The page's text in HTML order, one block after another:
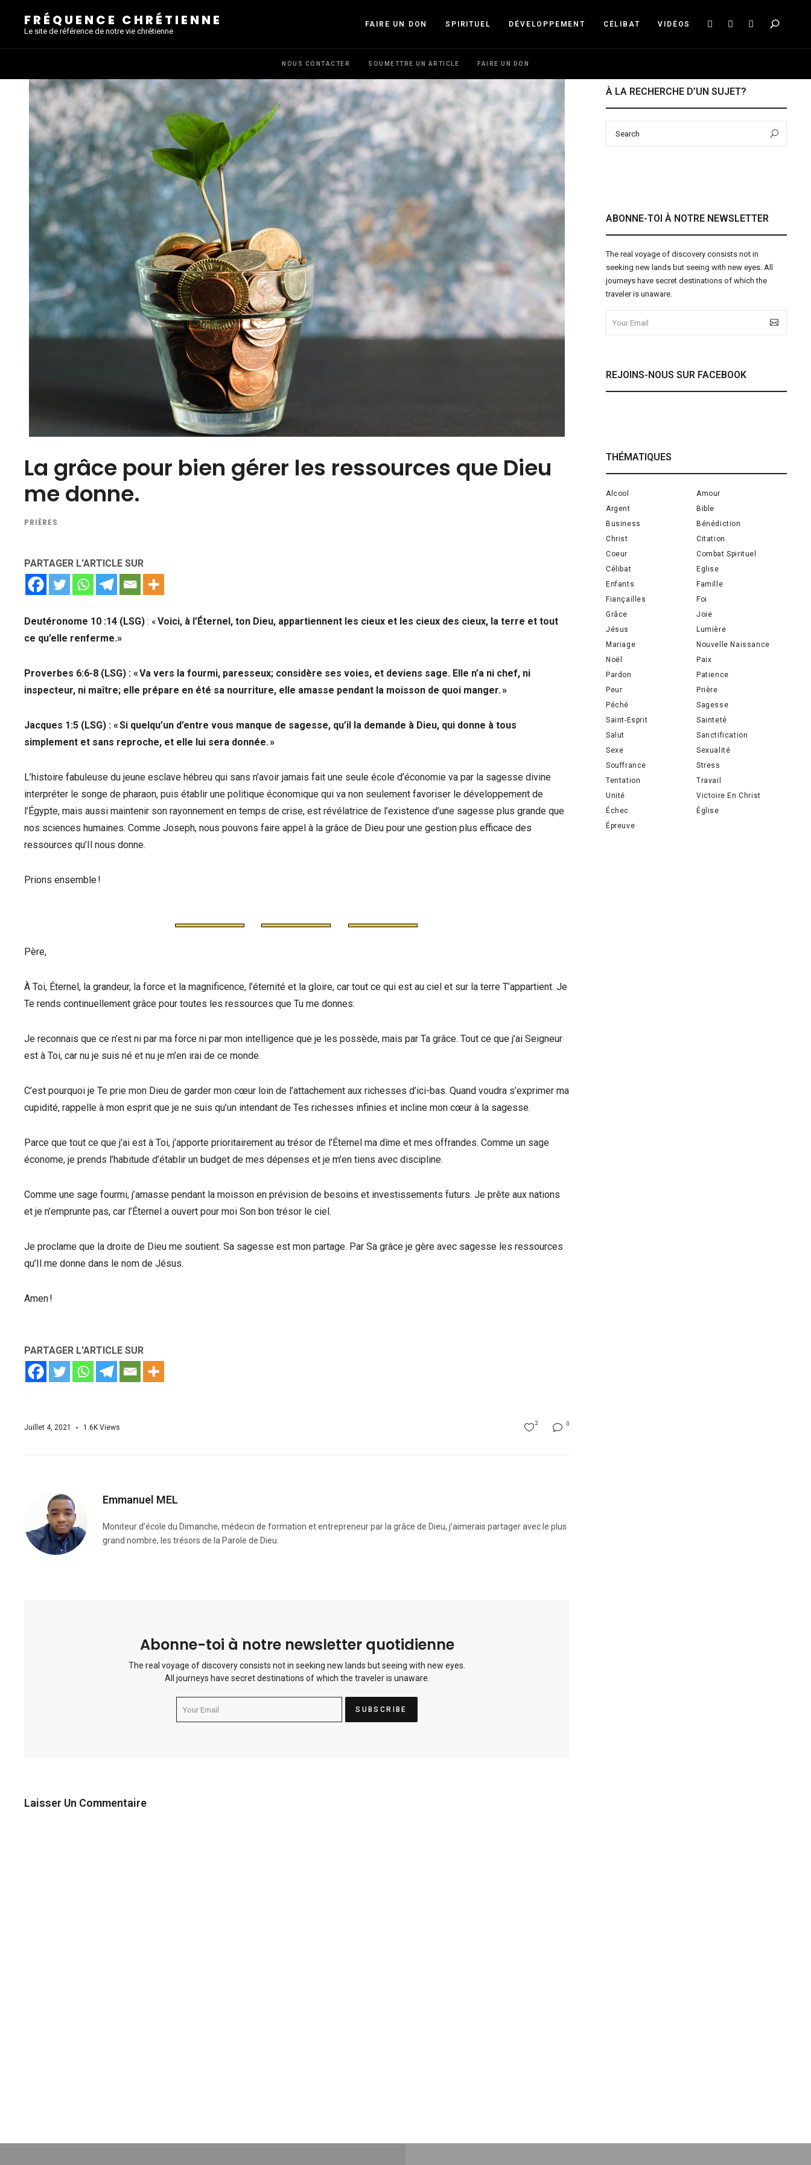
FRÉQUENCE CHRÉTIENNE
Le site de référence de notre vie chrétienne
FAIRE UN DON SPIRITUEL DÉVELOPPEMENT CÉLIBAT VIDÉOS
NOUS CONTACTER SOUMETTRE UN ARTICLE FAIRE UN DON
La grâce pour bien gérer les ressources que Dieu
me donne.
PRIÈRES
PARTAGER L'ARTICLE SUR
Deutéronome 10 :14 (LSG) : «Voici, à l’Éternel, ton Dieu, appartiennent les cieux et les cieux des cieux, la terre et tout
ce qu’elle renferme.»
Proverbes 6:6-8 (LSG) : « Va vers la fourmi, paresseux; considère ses voies, et deviens sage. Elle n’a ni chef, ni
inspecteur, ni maître; elle prépare en été sa nourriture, elle amasse pendant la moisson de quoi manger. »
Jacques 1:5 (LSG) : «Si quelqu’un d’entre vous manque de sagesse, qu’il la demande à Dieu, qui donne à tous
simplement et sans reproche, et elle lui sera donnée.»
L’histoire fabuleuse du jeune esclave hébreu qui sans n’avoir jamais fait une seule école d’économie va par la sagesse divine
interpréter le songe de pharaon, puis établir une politique économique qui va non seulement favoriser le développement de
l’Égypte, mais aussi maintenir son rayonnement en temps de crise, est révélatrice de l’existence d’une sagesse plus grande que
nos sciences humaines. Comme Joseph, nous pouvons faire appel à la grâce de Dieu pour une gestion plus efficace des
ressources qu’Il nous donne.
Prions ensemble !
Père,
À Toi, Éternel, la grandeur, la force et la magnificence, l’éternité et la gloire, car tout ce qui est au ciel et sur la terre T’appartient. Je
Te rends continuellement grâce pour toutes les ressources que Tu me donnes.
Je reconnais que ce n’est ni par ma force ni par mon intelligence que je les possède, mais par Ta grâce. Tout ce que j’ai Seigneur
est à Toi, car nu je suis né et nu je m’en irai de ce monde.
C’est pourquoi je Te prie mon Dieu de garder mon cœur loin de l’attachement aux richesses d’ici-bas. Quand voudra s’exprimer ma
cupidité, rappelle à mon esprit que je ne suis qu’un intendant de Tes richesses infinies et incline mon cœur à la sagesse.
Parce que tout ce que j’ai est à Toi, j’apporte prioritairement au trésor de l’Éternel ma dîme et mes offrandes. Comme un sage
économe, je prends l’habitude d’établir un budget de mes dépenses et je m’en tiens avec discipline.
Comme une sage fourmi, j’amasse pendant la moisson en prévision de besoins et investissements futurs. Je prête aux nations
et je n’emprunte pas, car l’Éternel a ouvert pour moi Son bon trésor le ciel.
Je proclame que la droite de Dieu me soutient. Sa sagesse est mon partage. Par Sa grâce je gère avec sagesse les ressources
qu’Il me donne dans le nom de Jésus.
Amen !
PARTAGER L'ARTICLE SUR
Juillet 4, 2021 1.6K Views 0
2
Emmanuel MEL
Moniteur d’école du Dimanche, médecin de formation et entrepreneur par la grâce de Dieu, j’aimerais partager avec le plus
grand nombre, les trésors de la Parole de Dieu.
Abonne-toi à notre newsletter quotidienne
The real voyage of discovery consists not in seeking new lands but seeing with new eyes.
All journeys have secret destinations of which the traveler is unaware.
Laisser Un Commentaire
À LA RECHERCHE D’UN SUJET?
ABONNE-TOI À NOTRE NEWSLETTER
The real voyage of discovery consists not in
seeking new lands but seeing with new eyes. All
journeys have secret destinations of which the
traveler is unaware.
REJOINS-NOUS SUR FACEBOOK
THÉMATIQUES
Alcool
Amour
Argent
Bible
Business
Bénédiction
Christ
Citation
Coeur
Combat Spirituel
Célibat
Eglise
Enfants
Famille
Fiançailles
Foi
Grâce
Joie
Jésus
Lumière
Mariage
Nouvelle Naissance
Noël
Paix
Pardon
Patience
Peur
Prière
Péché
Sagesse
Saint-Esprit
Sainteté
Salut
Sanctification
Sexe
Sexualité
Souffrance
Stress
Tentation
Travail
Unité
Victoire En Christ
Échec
Église
Épreuve